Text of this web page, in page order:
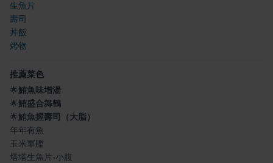
生魚片
壽司
丼飯
烤物
推薦菜色
🌟鮪魚味增湯
🌟鮪盛合舞鶴
🌟鮪魚握壽司（大脂）
年年有魚
玉米軍艦
塔塔生魚片-小腹